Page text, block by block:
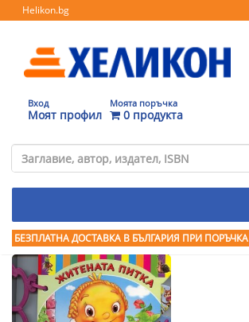
Helikon.bg
Вход
Моят профил
Моята поръчка
0 продукта
БЕЗПЛАТНА ДОСТАВКА В БЪЛГАРИЯ ПРИ ПОРЪЧКА